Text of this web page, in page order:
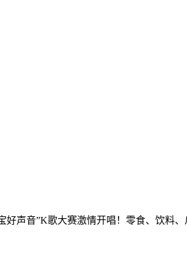
好声音”K歌大赛激情开唱！零食、饮料